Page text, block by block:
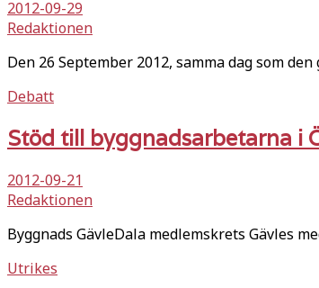
2012-09-29
Redaktionen
Den 26 September 2012, samma dag som
Debatt
Stöd till byggnadsarbetarna i
2012-09-21
Redaktionen
Byggnads GävleDala medlemskrets Gävles
Utrikes